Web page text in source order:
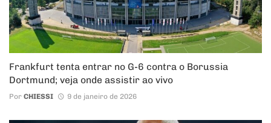
Frankfurt tenta entrar no G-6 contra o Borussia
Dortmund; veja onde assistir ao vivo
Por CHIESSI 9 de janeiro de 2026